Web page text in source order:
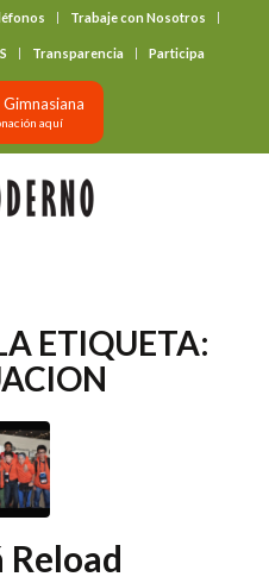
Trabaje con Nosotros
Transparencia Participa
aquí
ETIQUETA:
Reload